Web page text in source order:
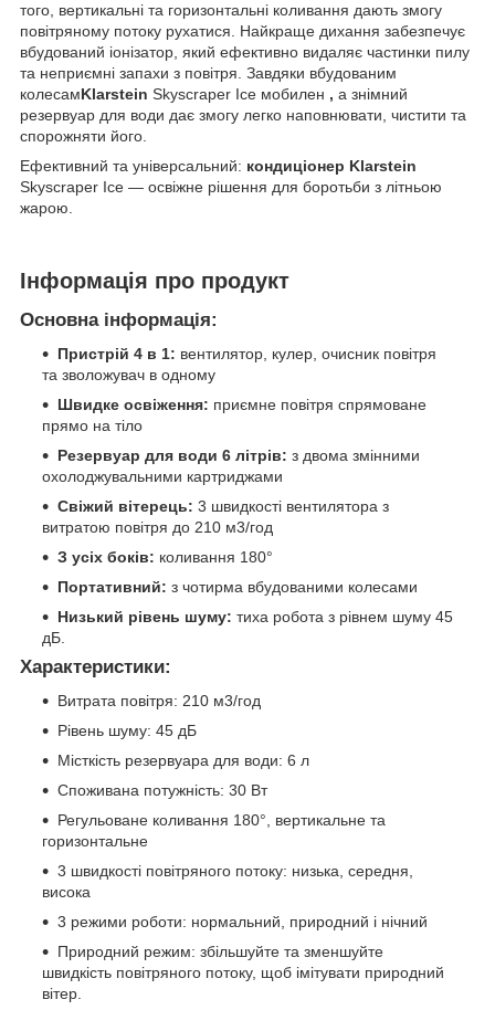
того, вертикальні та горизонтальні коливання дають змогу
повітряному потоку рухатися. Найкраще дихання забезпечує
вбудований іонізатор, який ефективно видаляє частинки пилу
та неприємні запахи з повітря. Завдяки вбудованим
колесамKlarstein Skyscraper Ice мобилен , а знімний
резервуар для води дає змогу легко наповнювати, чистити та
спорожняти його.
Ефективний та універсальний: кондиціонер Klarstein
Skyscraper Ice — освіжне рішення для боротьби з літньою
жарою.
Інформація про продукт
Основна інформація:
Пристрій 4 в 1: вентилятор, кулер, очисник повітря
та зволожувач в одному
Швидке освіження: приємне повітря спрямоване
прямо на тіло
Резервуар для води 6 літрів: з двома змінними
охолоджувальними картриджами
Свіжий вітерець: 3 швидкості вентилятора з
витратою повітря до 210 м3/год
З усіх боків: коливання 180°
Портативний: з чотирма вбудованими колесами
Низький рівень шуму: тиха робота з рівнем шуму 45
дБ.
Характеристики:
Витрата повітря: 210 м3/год
Рівень шуму: 45 дБ
Місткість резервуара для води: 6 л
Споживана потужність: 30 Вт
Регульоване коливання 180°, вертикальне та
горизонтальне
3 швидкості повітряного потоку: низька, середня,
висока
3 режими роботи: нормальний, природний і нічний
Природний режим: збільшуйте та зменшуйте
швидкість повітряного потоку, щоб імітувати природний
вітер.